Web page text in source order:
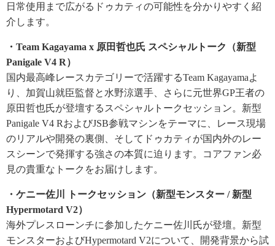
日常使用まで広がるドゥカティの可能性を分かりやすく紹
介します。
・Team Kagayama x 原田哲也氏 スペシャルトーク（新型
Panigale V4 R）
国内最高峰レースカテゴリーで活躍するTeam Kagayamaよ
り、加賀山就臣監督と水野涼選手、さらに元世界GP王者の
原田哲也氏が登壇するスペシャルトークセッション。新型
Panigale V4 RおよびJSB参戦マシンをテーマに、レース現場
のリアルや開発の裏側、そしてドゥカティが国内外のレー
スシーンで発揮する強さの本質に迫ります。コアファン必
見の貴重なトークをお届けします。
・ケニー佐川 トークセッション（新型モンスター / 新型
Hypermotard V2）
海外プレスローンチに参加したケニー佐川氏が登壇。新型
モンスターおよびHypermotard V2について、開発背景から試